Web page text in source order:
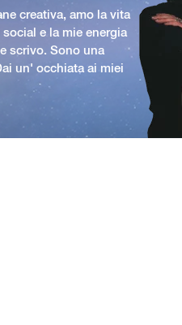
creativa, amo la vita
e la mie energia
scrivo. Sono una
un' occhiata ai miei